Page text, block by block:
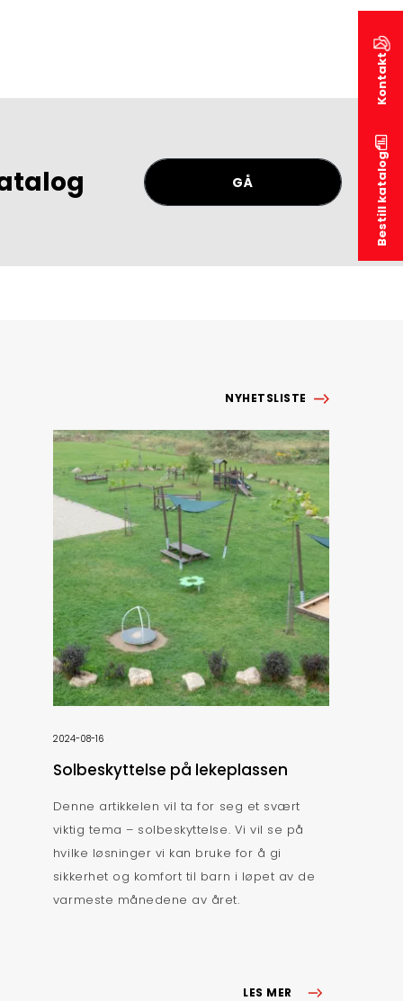
Bestill katalog
Kontakt
GÅ
NYHETSLISTE
2024-08-16
Solbeskyttelse på lekeplassen
Denne artikkelen vil ta for seg et svært
viktig tema – solbeskyttelse. Vi vil se på
hvilke løsninger vi kan bruke for å gi
sikkerhet og komfort til barn i løpet av de
varmeste månedene av året.
LES MER